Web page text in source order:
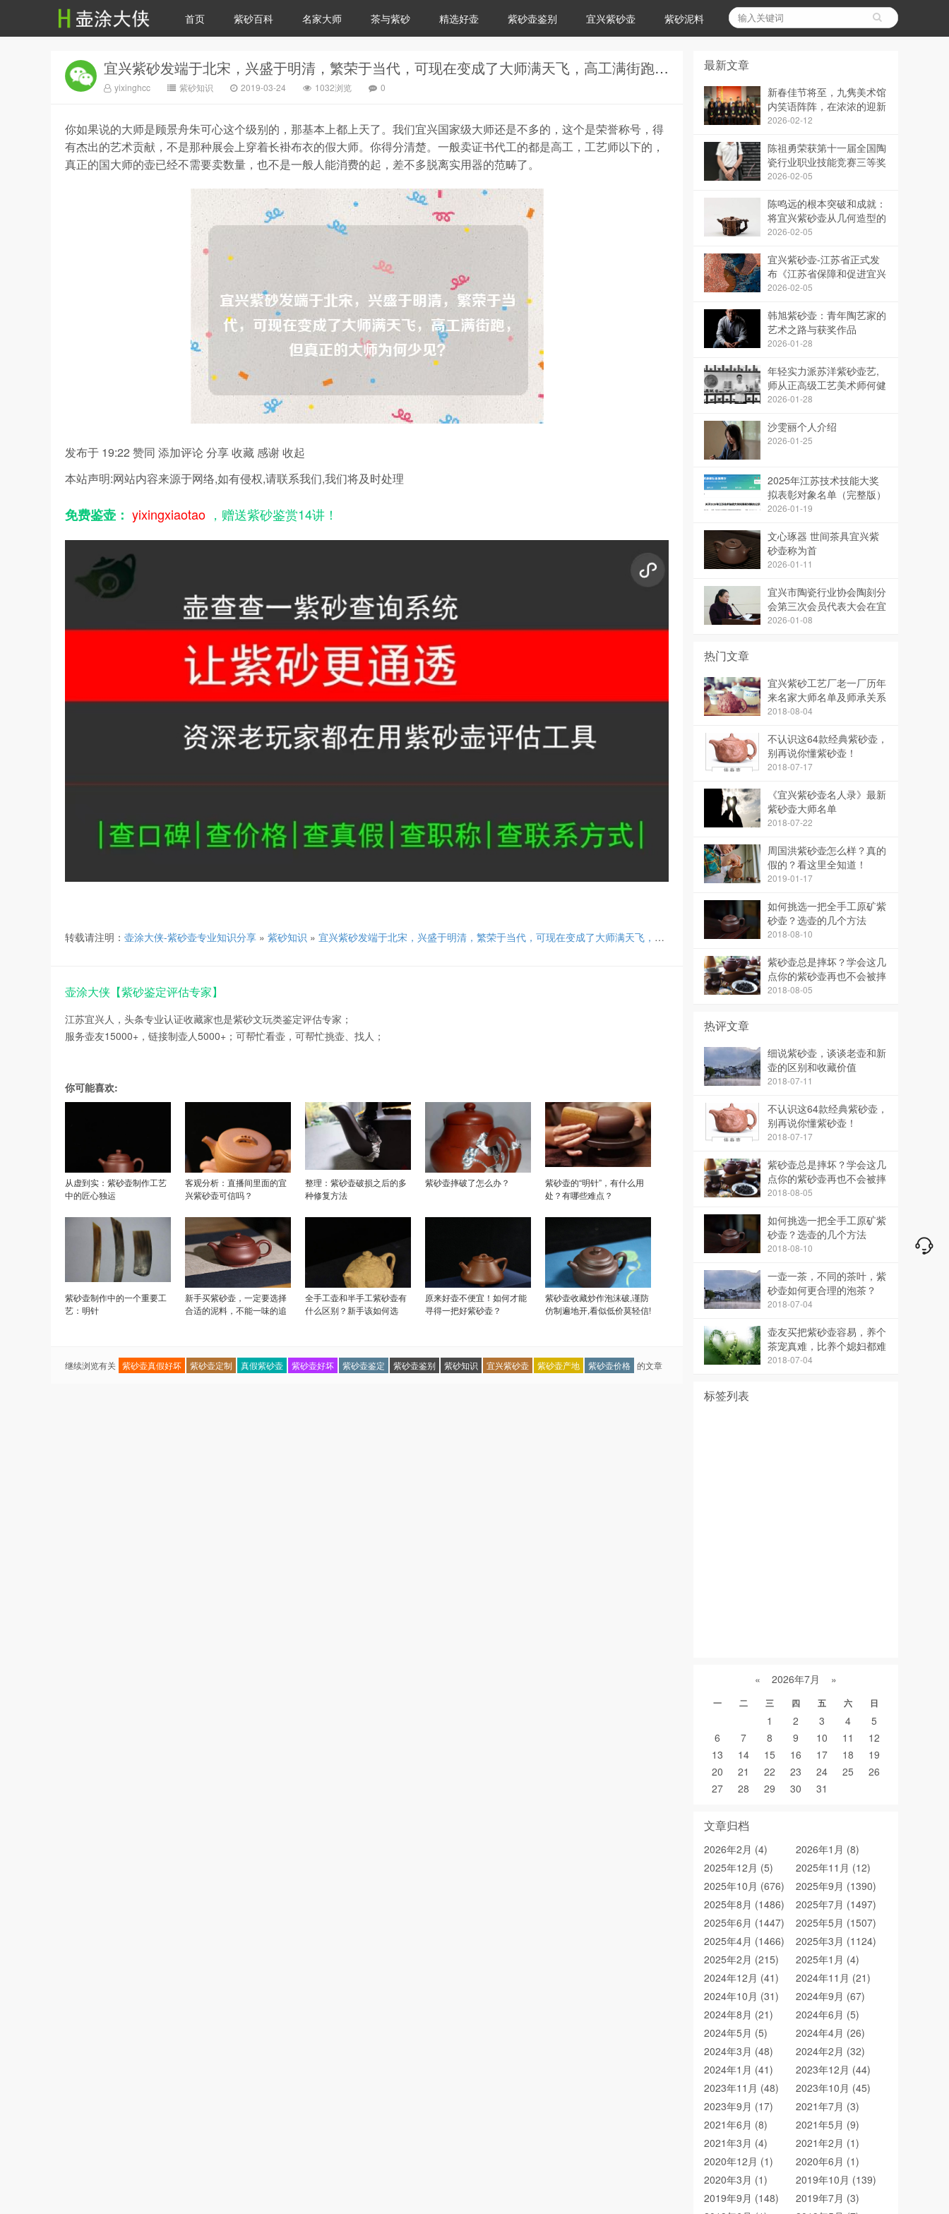
首页 紫砂百科 名家大师 茶与紫砂 精选好壶 紫砂壶鉴别 宜兴紫砂壶 紫砂泥料
宜兴紫砂发端于北宋，兴盛于明清，繁荣于当代，可现在变成了大师满天飞，高工满街跑，但真正的大师为何少见？
yixinghcc 紫砂知识 2019-03-24 1032浏览 0
你如果说的大师是顾景舟朱可心这个级别的，那基本上都上天了。我们宜兴国家级大师还是不多的，这个是荣誉称号，得
有杰出的艺术贡献，不是那种展会上穿着长褂布衣的假大师。你得分清楚。一般卖证书代工的都是高工，工艺师以下的，
真正的国大师的壶已经不需要卖数量，也不是一般人能消费的起，差不多脱离实用器的范畴了。
发布于 19:22 赞同 添加评论分享收藏 感谢收起
本站声明:网站内容来源于网络,如有侵权,请联系我们,我们将及时处理
免费鉴壶： yixingxiaotao ，赠送紫砂鉴赏14讲！
转载请注明： 壶涂大侠-紫砂壶专业知识分享 » 紫砂知识 » 宜兴紫砂发端于北宋，兴盛于明清，繁荣于当代，可现在变成了大师满天飞，高工满街跑，但真正的大师为何少见？
壶涂大侠【紫砂鉴定评估专家】
江苏宜兴人，头条专业认证收藏家也是紫砂文玩类鉴定评估专家；
服务壶友15000+，链接制壶人5000+；可帮忙看壶，可帮忙挑壶、找人；
你可能喜欢:
从虚到实：紫砂壶制作工艺
中的匠心独运
客观分析：直播间里面的宜
兴紫砂壶可信吗？
整理：紫砂壶破损之后的多
种修复方法
紫砂壶摔破了怎么办？
紫砂壶的“明针”，有什么用
处？有哪些难点？
紫砂壶制作中的一个重要工
艺：明针
新手买紫砂壶，一定要选择
合适的泥料，不能一味的追
全手工壶和半手工紫砂壶有
什么区别？新手该如何选
原来好壶不便宜！如何才能
寻得一把好紫砂壶？
紫砂壶收藏炒作泡沫破,谨防
仿制遍地开,看似低价莫轻信!
继续浏览有关 紫砂壶真假好坏 紫砂壶定制 真假紫砂壶 紫砂壶好坏 紫砂壶鉴定 紫砂壶鉴别 紫砂知识 宜兴紫砂壶 紫砂壶产地 紫砂壶价格 的文章
最新文章
新春佳节将至，九隽美术馆
内笑语阵阵，在浓浓的迎新
氛围中，大家共同迎来了
展”
2026-02-12
陈祖勇荣获第十一届全国陶
瓷行业职业技能竞赛三等奖
2026-02-05
陈鸣远的根本突破和成就：
将宜兴紫砂壶从几何造型的
桎梏中解放出来
2026-02-05
宜兴紫砂壶-江苏省正式发
布《江苏省保障和促进宜兴
陶瓷高质量发展条例》
2026-02-05
韩旭紫砂壶：青年陶艺家的
艺术之路与获奖作品
2026-01-28
年轻实力派苏洋紫砂壶艺,
师从正高级工艺美术师何健
2026-01-28
沙雯丽个人介绍
2026-01-25
2025年江苏技术技能大奖
拟表彰对象名单（完整版）
2026-01-19
文心琢器 世间茶具宜兴紫
砂壶称为首
2026-01-11
宜兴市陶瓷行业协会陶刻分
会第三次会员代表大会在宜
兴市陶瓷行业协会会议室召
2026-01-08
热门文章
宜兴紫砂工艺厂老一厂历年
来名家大师名单及师承关系
2018-08-04
不认识这64款经典紫砂壶，
别再说你懂紫砂壶！
2018-07-17
《宜兴紫砂壶名人录》最新
紫砂壶大师名单
2018-07-22
周国洪紫砂壶怎么样？真的
假的？看这里全知道！
2019-01-17
如何挑选一把全手工原矿紫
砂壶？选壶的几个方法
2018-08-10
紫砂壶总是摔坏？学会这几
点你的紫砂壶再也不会被摔
碎了
2018-08-05
热评文章
细说紫砂壶，谈谈老壶和新
壶的区别和收藏价值
2018-07-11
不认识这64款经典紫砂壶，
别再说你懂紫砂壶！
2018-07-17
紫砂壶总是摔坏？学会这几
点你的紫砂壶再也不会被摔
碎了
2018-08-05
如何挑选一把全手工原矿紫
砂壶？选壶的几个方法
2018-08-10
一壶一茶，不同的茶叶，紫
砂壶如何更合理的泡茶？
2018-07-04
壶友买把紫砂壶容易，养个
茶宠真难，比养个媳妇都难
2018-07-04
标签列表
« 2026年7月 »
一 二 三 四 五 六 日
1 2 3 4
5
6
7 8 9 10 11
12
13
14 15 16 17 18
19
20
21 22 23 24 25
26
27
28 29 30 31
文章归档
2026年2月 (4)
2026年1月 (8)
2025年12月 (5)
2025年11月 (12)
2025年10月 (676)
2025年9月 (1390)
2025年8月 (1486)
2025年7月 (1497)
2025年6月 (1447)
2025年5月 (1507)
2025年4月 (1466)
2025年3月 (1124)
2025年2月 (215)
2025年1月 (4)
2024年12月 (41)
2024年11月 (21)
2024年10月 (31)
2024年9月 (67)
2024年8月 (21)
2024年6月 (5)
2024年5月 (5)
2024年4月 (26)
2024年3月 (48)
2024年2月 (32)
2024年1月 (41)
2023年12月 (44)
2023年11月 (48)
2023年10月 (45)
2023年9月 (17)
2021年7月 (3)
2021年6月 (8)
2021年5月 (9)
2021年3月 (4)
2021年2月 (1)
2020年12月 (1)
2020年6月 (1)
2020年3月 (1)
2019年10月 (139)
2019年9月 (148)
2019年7月 (3)